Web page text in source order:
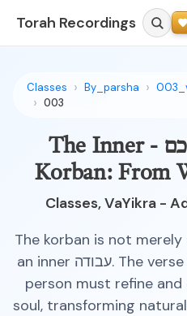
Torah Recordings
Classes By_parsha
003
אדם כי יקריב מכם - The Inner
Korban: From
Classes, VaYikra -
The korban is not
an inner עבודה. The verse “mikem” teaches that a
person must refine
soul, transforming